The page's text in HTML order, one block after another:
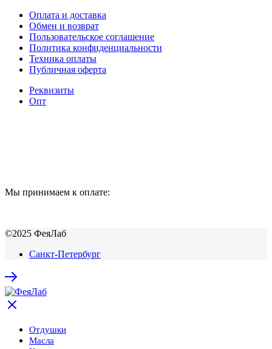
Оплата и доставка
Обмен и возврат
Пользовательское соглашение
Политика конфиденциальности
Техника оплаты
Публичная оферта
Реквизиты
Опт
Мы принимаем к оплате:
©2025 ФеяЛаб
Санкт-Петербург
Отдушки
Масла